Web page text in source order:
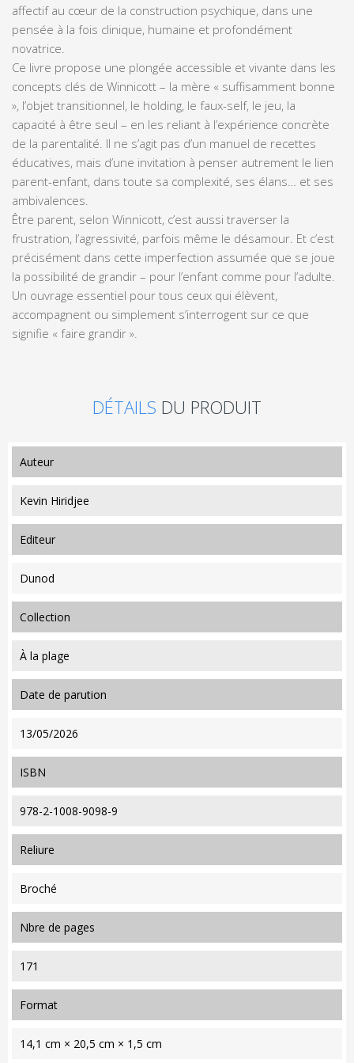
affectif au cœur de la construction psychique, dans une
pensée à la fois clinique, humaine et profondément
novatrice.
Ce livre propose une plongée accessible et vivante dans les
concepts clés de Winnicott – la mère « suffisamment bonne
», l’objet transitionnel, le holding, le faux-self, le jeu, la
capacité à être seul – en les reliant à l’expérience concrète
de la parentalité. Il ne s’agit pas d’un manuel de recettes
éducatives, mais d’une invitation à penser autrement le lien
parent-enfant, dans toute sa complexité, ses élans… et ses
ambivalences.
Être parent, selon Winnicott, c’est aussi traverser la
frustration, l’agressivité, parfois même le désamour. Et c’est
précisément dans cette imperfection assumée que se joue
la possibilité de grandir – pour l’enfant comme pour l’adulte.
Un ouvrage essentiel pour tous ceux qui élèvent,
accompagnent ou simplement s’interrogent sur ce que
signifie « faire grandir ».
DÉTAILS DU PRODUIT
auteur
Kevin Hiridjee
editeur
Dunod
collection
À la plage
date de parution
13/05/2026
ISBN
978-2-1008-9098-9
reliure
Broché
nbre de pages
171
format
14,1 cm × 20,5 cm × 1,5 cm